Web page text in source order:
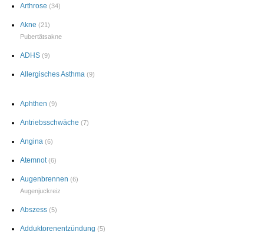
Arthrose (34)
Akne (21)
Pubertätsakne
ADHS (9)
Allergisches Asthma (9)
Aphthen (9)
Antriebsschwäche (7)
Angina (6)
Atemnot (6)
Augenbrennen (6)
Augenjuckreiz
Abszess (5)
Adduktorenentzündung (5)